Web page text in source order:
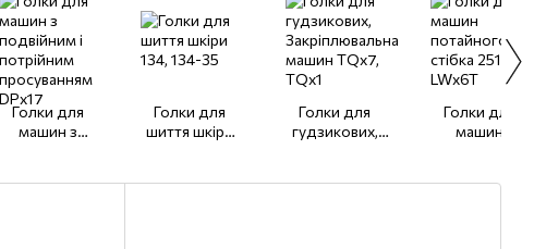
Голки для
машин з
просуванням
Голки для
шиття шкіри
Голки для
гудзикових,
TQх1
Голки для
машин
LWx6T